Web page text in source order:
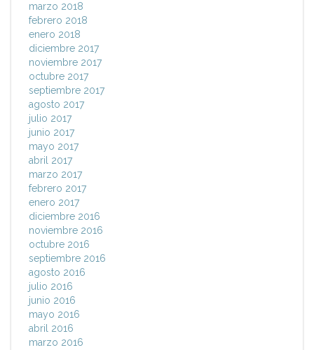
marzo 2018
febrero 2018
enero 2018
diciembre 2017
noviembre 2017
octubre 2017
septiembre 2017
agosto 2017
julio 2017
junio 2017
mayo 2017
abril 2017
marzo 2017
febrero 2017
enero 2017
diciembre 2016
noviembre 2016
octubre 2016
septiembre 2016
agosto 2016
julio 2016
junio 2016
mayo 2016
abril 2016
marzo 2016